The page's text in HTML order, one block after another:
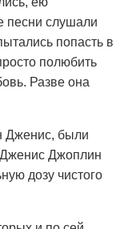
песни слушали
попасть в
полюбить
Разве она
Дженис, были
Дженис Джоплин
дозу чистого